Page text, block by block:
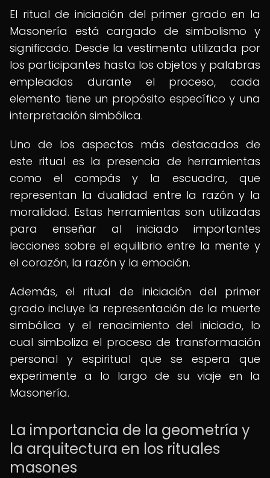
El ritual de iniciación del primer grado en la
Masonería está cargado de simbolismo y
significado. Desde la vestimenta utilizada por
los participantes hasta los objetos y palabras
empleadas durante el proceso, cada
elemento tiene un propósito específico y una
interpretación simbólica.
Uno de los aspectos más destacados de
este ritual es la presencia de herramientas
como el compás y la escuadra, que
representan la dualidad entre la razón y la
moralidad. Estas herramientas son utilizadas
para enseñar al iniciado importantes
lecciones sobre el equilibrio entre la mente y
el corazón, la razón y la emoción.
Además, el ritual de iniciación del primer
grado incluye la representación de la muerte
simbólica y el renacimiento del iniciado, lo
cual simboliza el proceso de transformación
personal y espiritual que se espera que
experimente a lo largo de su viaje en la
Masonería.
La importancia de la geometría y
la arquitectura en los rituales
masones